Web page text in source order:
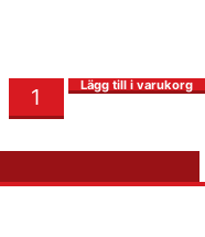
I lager
Reparationssats Slirkoppling mängd Lägg till i varukorg